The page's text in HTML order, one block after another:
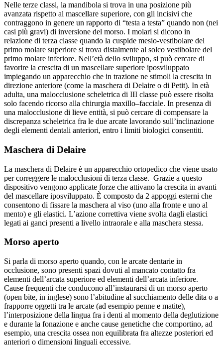
Nelle terze classi, la mandibola si trova in una posizione più
avanzata rispetto al mascellare superiore, con gli incisivi che
contraggono in genere un rapporto di “testa a testa” quando non (nei
casi più gravi) di inversione del morso. I molari si dicono in
relazione di terza classe quando la cuspide mesio-vestibolare del
primo molare superiore si trova distalmente al solco vestibolare del
primo molare inferiore. Nell’età dello sviluppo, si può cercare di
favorire la crescita di un mascellare superiore iposviluppato
impiegando un apparecchio che in trazione ne stimoli la crescita in
direzione anteriore (come la maschera di Delaire o di Petit). In età
adulta, una malocclusione scheletrica di III classe può essere risolta
solo facendo ricorso alla chirurgia maxillo–facciale. In presenza di
una malocclusione di lieve entità, si può cercare di compensare la
discrepanza scheletrica fra le due arcate lavorando sull’inclinazione
degli elementi dentali anteriori, entro i limiti biologici consentiti.
Maschera di Delaire
La maschera di Delaire è un apparecchio ortopedico che viene usato
per correggere le malocclusioni di terza classe. Grazie a questo
dispositivo vengono applicate forze che attivano la crescita in avanti
del mascellare iposviluppato. È composto da 2 appoggi esterni che
consentono di fissare la maschera al viso (uno alla fronte e uno al
mento) e gli elastici. L’azione correttiva viene svolta dagli elastici
legati ai ganci presenti a livello intraorale e alla maschera stessa.
Morso aperto
Si parla di morso aperto quando, con le arcate dentarie in
occlusione, sono presenti spazi dovuti al mancato contatto fra
elementi dell’arcata superiore ed elementi dell’arcata inferiore.
Cause frequenti che conducono all’instaurarsi di un morso aperto
(open bite, in inglese) sono l’abitudine al succhiamento delle dita o a
frapporre oggetti tra le arcate (ad esempio penne e matite),
l’interposizione della lingua fra i denti al momento della deglutizione
e durante la fonazione e anche cause genetiche che comportino, ad
esempio, una crescita ossea non equilibrata fra altezze posteriori ed
anteriori o dimensioni linguali eccessive.